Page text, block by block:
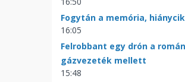
Fogytán a memória,
16:05
Felrobbant egy drón a
gázvezeték mellett
15:48